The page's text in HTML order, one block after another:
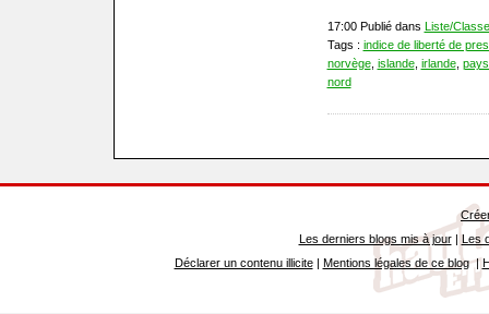
17:00 Publié dans Liste/
Tags : indice de liberté de
norvège, islande, irlande,
nord
Les derniers blogs mis à jour| Les
Déclarer un contenu illicite| Mentions légales de ce blog|